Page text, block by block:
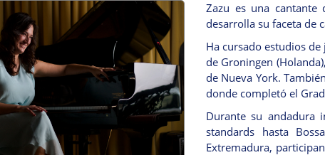
Zazu es una cantante
desarrolla su faceta de
Ha cursado estudios de
de Groningen
de Nueva York.
donde completó el
Durante su andadura
standards hasta
Extremadura,